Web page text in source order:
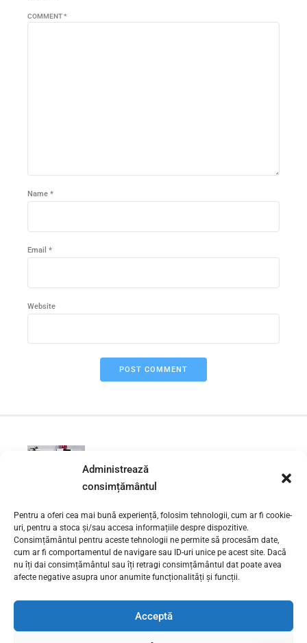
Administrează
consimțământul
Pentru a oferi cea mai bună experiență, folosim tehnologii, cum ar fi cookie-
uri, pentru a stoca și/sau accesa informațiile despre dispozitive.
Consimțământul pentru aceste tehnologii ne permite să procesăm date,
cum ar fi comportamentul de navigare sau ID-uri unice pe acest site. Dacă
nu îți dai consimțământul sau îți retragi consimțământul dat poate avea
afecte negative asupra unor anumite funcționalități și funcții.
Acceptă
COMMENT*
Name *
Email *
Website
POST COMMENT
Instalator sanitar Calea Mosilor
sector 2
NEXT
Instalator desfundat tevi Sector
5